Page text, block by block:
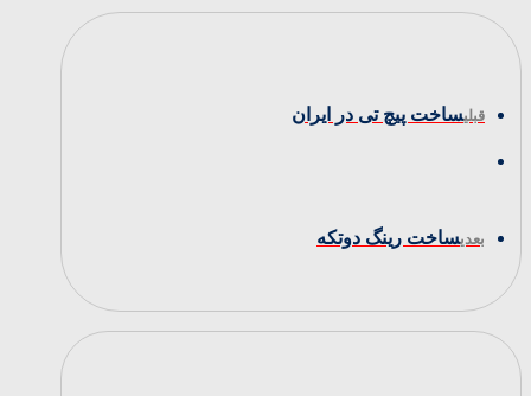
قبلیساخت پیچ تی در ایران
بعدیساخت رینگ دوتکه